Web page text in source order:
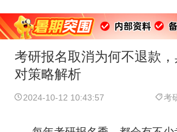
考研报名取消为何不退款
对策略解析
2024-10-12 10:43:57 考